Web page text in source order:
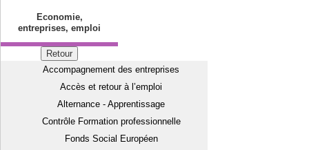
Economie,
entreprises, emploi
Retour
Accompagnement des entreprises
Accès et retour à l’emploi
Alternance - Apprentissage
Contrôle Formation professionnelle
Fonds Social Européen